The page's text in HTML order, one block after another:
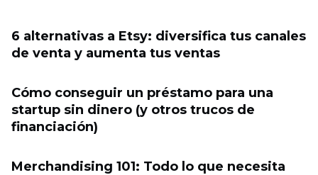
6 alternativas a Etsy: diversifica tus canales
de venta y aumenta tus ventas
Cómo conseguir un préstamo para una
startup sin dinero (y otros trucos de
financiación)
Merchandising 101: Todo lo que necesita